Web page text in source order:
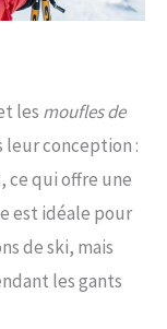
les moufles de
leur conception :
ce qui offre une
est idéale pour
de ski, mais
les gants